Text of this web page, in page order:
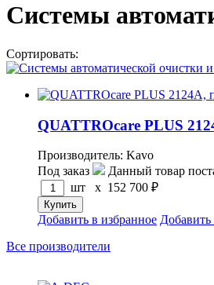
Системы
Сортировать:
QUATTROcare PLUS
Производитель: Kavo
Под заказ
Данный товар
шт x 152 700 ₽
Добавить в избранное
Все производители